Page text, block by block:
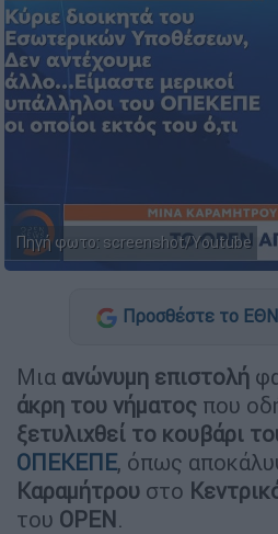
Πηγή φωτο: screenshot/Youtube
Προσθέστε το
Μια ανώνυμη επιστολή
άκρη του νήματος που
ξετυλιχθεί το κουβάρι
ΟΠΕΚΕΠΕ, όπως
Καραμήτρου στο
του OPEN.